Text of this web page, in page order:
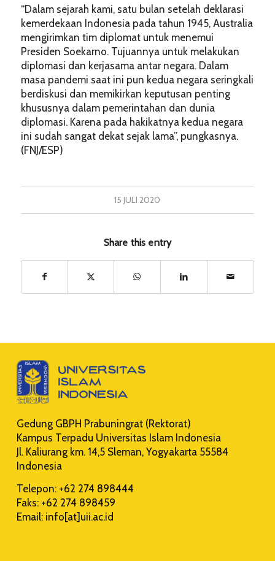
“Dalam sejarah kami, satu bulan setelah deklarasi
kemerdekaan Indonesia pada tahun 1945, Australia
mengirimkan tim diplomat untuk menemui
Presiden Soekarno. Tujuannya untuk melakukan
diplomasi dan kerjasama antar negara. Dalam
masa pandemi saat ini pun kedua negara seringkali
berdiskusi dan memikirkan keputusan penting
khususnya dalam pemerintahan dan dunia
diplomasi. Karena pada hakikatnya kedua negara
ini sudah sangat dekat sejak lama”, pungkasnya.
(FNJ/ESP)
15 JULI 2020
Share this entry
Gedung GBPH Prabuningrat (Rektorat)
Kampus Terpadu Universitas Islam Indonesia
Jl. Kaliurang km. 14,5 Sleman, Yogyakarta 55584
Indonesia
Telepon: +62 274 898444
Faks: +62 274 898459
Email: info[at]uii.ac.id